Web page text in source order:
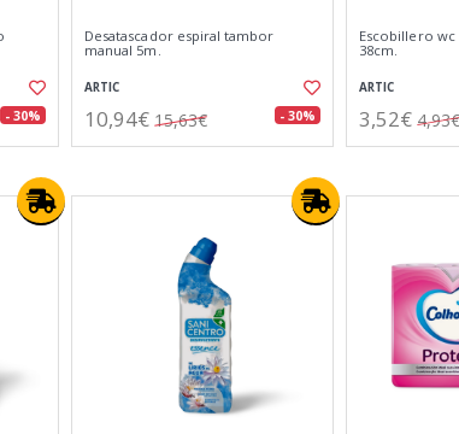
- 30%
Desatascador espiral tambor
manual 5m.
ARTIC
10,94€ 15,63€ - 30%
Escobillero
38cm.
ARTIC
3,52€ 4,93€